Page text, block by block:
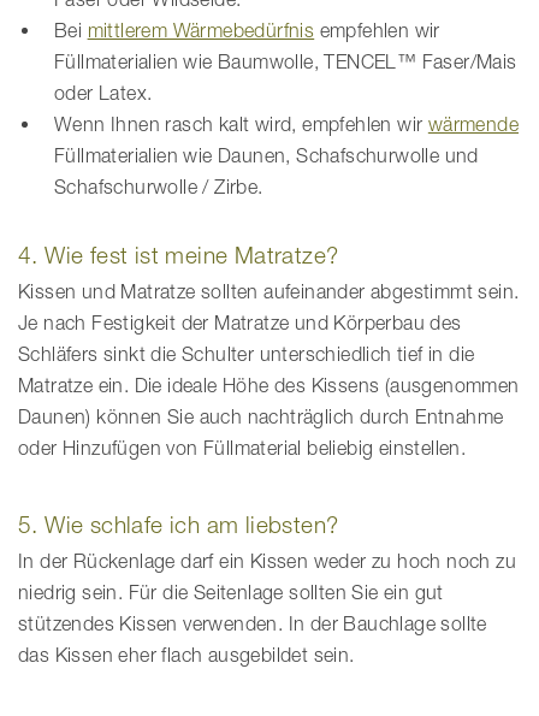
Bei mittlerem Wärmebedürfnis empfehlen wir
Füllmaterialien wie Baumwolle, TENCEL™ Faser/Mais
oder Latex.
Wenn Ihnen rasch kalt wird, empfehlen wir wärmende
Füllmaterialien wie Daunen, Schafschurwolle und
Schafschurwolle / Zirbe.
4. Wie fest ist meine Matratze?
Kissen und Matratze sollten aufeinander abgestimmt sein.
Je nach Festigkeit der Matratze und Körperbau des
Schläfers sinkt die Schulter unterschiedlich tief in die
Matratze ein. Die ideale Höhe des Kissens (ausgenommen
Daunen) können Sie auch nachträglich durch Entnahme
oder Hinzufügen von Füllmaterial beliebig einstellen.
5. Wie schlafe ich am liebsten?
In der Rückenlage darf ein Kissen weder zu hoch noch zu
niedrig sein. Für die Seitenlage sollten Sie ein gut
stützendes Kissen verwenden. In der Bauchlage sollte
das Kissen eher flach ausgebildet sein.